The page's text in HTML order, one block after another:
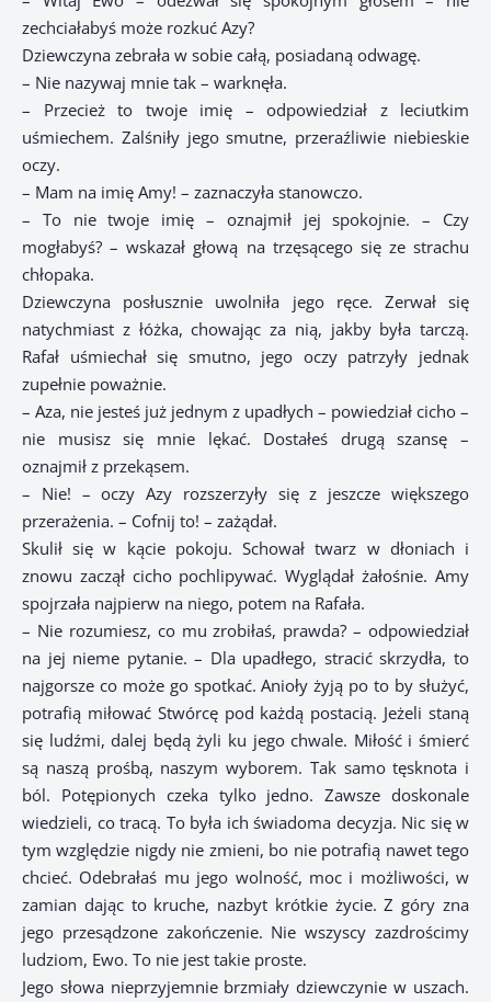
zechciałabyś może rozkuć Azy?
Dziewczyna zebrała w sobie całą, posiadaną odwagę.
– Nie nazywaj mnie tak – warknęła.
– Przecież to twoje imię – odpowiedział z leciutkim
uśmiechem. Zalśniły jego smutne, przeraźliwie niebieskie
oczy.
– Mam na imię Amy! – zaznaczyła stanowczo.
– To nie twoje imię – oznajmił jej spokojnie. – Czy
mogłabyś? – wskazał głową na trzęsącego się ze strachu
chłopaka.
Dziewczyna posłusznie uwolniła jego ręce. Zerwał się
natychmiast z łóżka, chowając za nią, jakby była tarczą.
Rafał uśmiechał się smutno, jego oczy patrzyły jednak
zupełnie poważnie.
– Aza, nie jesteś już jednym z upadłych – powiedział cicho –
nie musisz się mnie lękać. Dostałeś drugą szansę –
oznajmił z przekąsem.
– Nie! – oczy Azy rozszerzyły się z jeszcze większego
przerażenia. – Cofnij to! – zażądał.
Skulił się w kącie pokoju. Schował twarz w dłoniach i
znowu zaczął cicho pochlipywać. Wyglądał żałośnie. Amy
spojrzała najpierw na niego, potem na Rafała.
– Nie rozumiesz, co mu zrobiłaś, prawda? – odpowiedział
na jej nieme pytanie. – Dla upadłego, stracić skrzydła, to
najgorsze co może go spotkać. Anioły żyją po to by służyć,
potrafią miłować Stwórcę pod każdą postacią. Jeżeli staną
się ludźmi, dalej będą żyli ku jego chwale. Miłość i śmierć
są naszą prośbą, naszym wyborem. Tak samo tęsknota i
ból. Potępionych czeka tylko jedno. Zawsze doskonale
wiedzieli, co tracą. To była ich świadoma decyzja. Nic się w
tym względzie nigdy nie zmieni, bo nie potrafią nawet tego
chcieć. Odebrałaś mu jego wolność, moc i możliwości, w
zamian dając to kruche, nazbyt krótkie życie. Z góry zna
jego przesądzone zakończenie. Nie wszyscy zazdrościmy
ludziom, Ewo. To nie jest takie proste.
Jego słowa nieprzyjemnie brzmiały dziewczynie w uszach.